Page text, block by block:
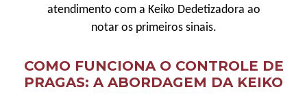
atendimento com a Keiko Dedetizadora ao
notar os primeiros sinais.
COMO FUNCIONA O CONTROLE DE
PRAGAS: A ABORDAGEM DA KEIKO